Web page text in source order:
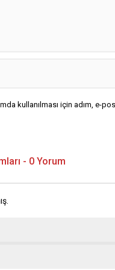
kullanılması için adım, e-
- 0 Yorum